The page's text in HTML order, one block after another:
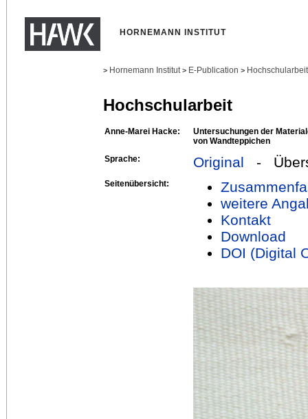
HORNEMANN INSTITUT
> Hornemann Institut > E-Publication >
Hochschularbeit
Anne-Marei Hacke:
Untersuchungen der
von Wandteppichen
Sprache:
Original -
Seitenübersicht:
weitere
Kontakt
Download
DOI (Digital